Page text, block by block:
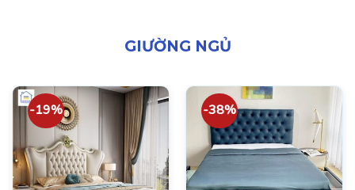
GIƯỜNG NGỦ
-19% -38%